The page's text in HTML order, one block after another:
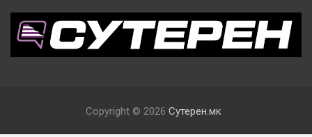
Copyright © 2026 Сутерен.мк